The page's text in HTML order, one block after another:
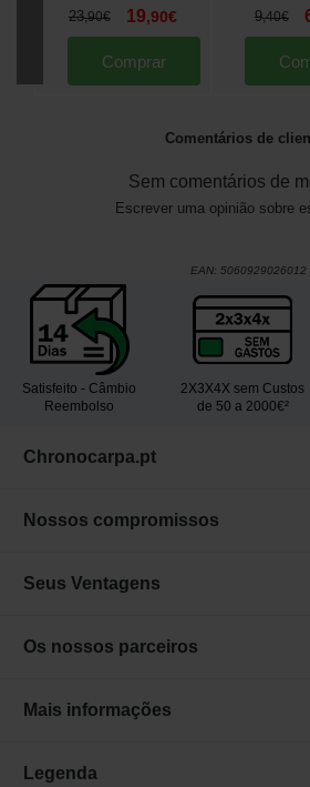
23,90€ 19,90€
Comprar
9,40€
Comentários de
Sem comentários de
Escrever uma opinião sobre
EAN: 5060929026012
Satisfeito - Câmbio
Reembolso
2X3X4X sem Custos
de 50 a 2000€²
Chronocarpa.pt
Nossos compromissos
Seus Ventagens
Os nossos parceiros
Mais informações
Legenda